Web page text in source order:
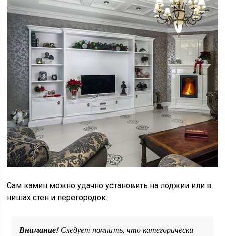
Сам камин можно удачно установить на лоджии или в
нишах стен и перегородок.
Внимание! Следует помнить, что категорически